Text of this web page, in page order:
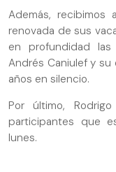
Además, recibimos
renovada de sus
en profundidad
Andrés Caniulef y
años en silencio.
Por último,
participantes que
lunes.